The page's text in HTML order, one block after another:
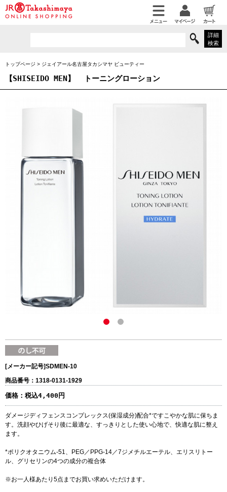
詳細
検索
トップページ > ジェイアール名古屋タカシマヤ ビューティー
【SHISEIDO MEN】 トーニングローション
[メーカー記号]SDMEN-10
商品番号：1318-0131-1929
価格： 税込4,400円
ダメージディフェンスコンプレックス(保湿成分)配合*ですこやかな肌に保ちま
す。洗顔やひげそり後に最適な、すっきりとした使い心地で、快適な肌に整え
ます。
*ポリクオタニウム-51、PEG／PPG-14／7ジメチルエーテル、エリスリトー
ル、グリセリンの4つの成分の複合体
※お一人様あたり5点までお買い求めいただけます。